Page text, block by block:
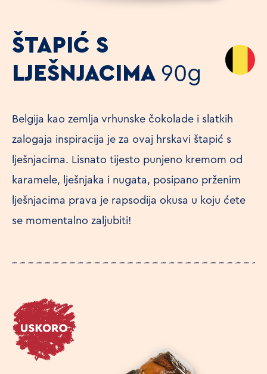
ŠTAPIĆ S
LJEŠNJACIMA 90g
Belgija kao zemlja vrhunske čokolade i slatkih
zalogaja inspiracija je za ovaj hrskavi štapić s
lješnjacima. Lisnato tijesto punjeno kremom od
karamele, lješnjaka i nugata, posipano prženim
lješnjacima prava je rapsodija okusa u koju ćete
se momentalno zaljubiti!